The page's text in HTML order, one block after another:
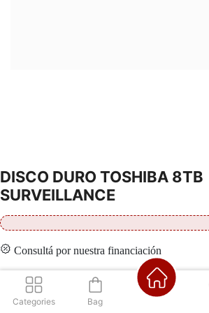
DISCO DURO TOSHIBA 8TB
SURVEILLANCE
Consultá por nuestra financiación
Contáctenos
Categories Bag